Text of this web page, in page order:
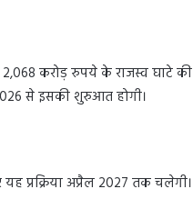
2,068 करोड़ रुपये के राजस्व घाटे की
से इसकी शुरुआत होगी।
प्रक्रिया अप्रैल 2027 तक चलेगी।